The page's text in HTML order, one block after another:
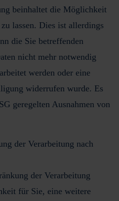
beinhaltet die Möglichkeit
lassen. Dies ist allerdings
die Sie betreffenden
nicht mehr notwendig
werden oder eine
widerrufen wurde. Es
geregelten Ausnahmen von
der Verarbeitung nach
der Verarbeitung
für Sie, eine weitere